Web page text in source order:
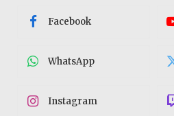
Facebook
WhatsApp
Instagram